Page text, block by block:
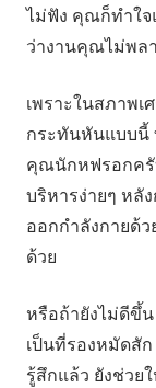
ไม่ฟัง คุณก็ทำใจ
ว่างานคุณไม่พล
เพราะในสภาพเ
กระทันหันแบบนี้
คุณนักหฟรอกครั
บริหารง่ายๆ หลั
ออกกำลังกายด้
ด้วย
หรือถ้ายังไม่ดีขึ้
เป็นที่รองหมัดสั
รู้สึกแล้ว ยังช่วย